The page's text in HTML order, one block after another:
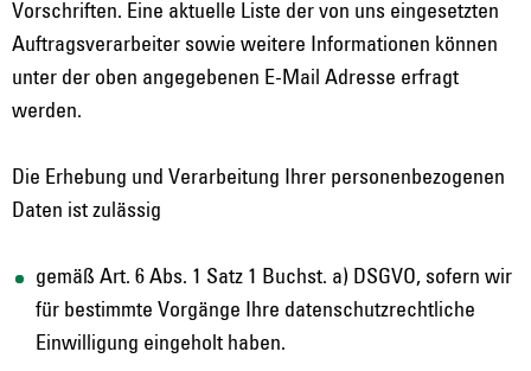
Vorschriften. Eine aktuelle Liste der von uns eingesetzten
Auftragsverarbeiter sowie weitere Informationen können
unter der oben angegebenen E-Mail Adresse erfragt
werden.
Die Erhebung und Verarbeitung Ihrer personenbezogenen
Daten ist zulässig
gemäß Art. 6 Abs. 1 Satz 1 Buchst. a) DSGVO, sofern wir
für bestimmte Vorgänge Ihre datenschutzrechtliche
Einwilligung eingeholt haben.